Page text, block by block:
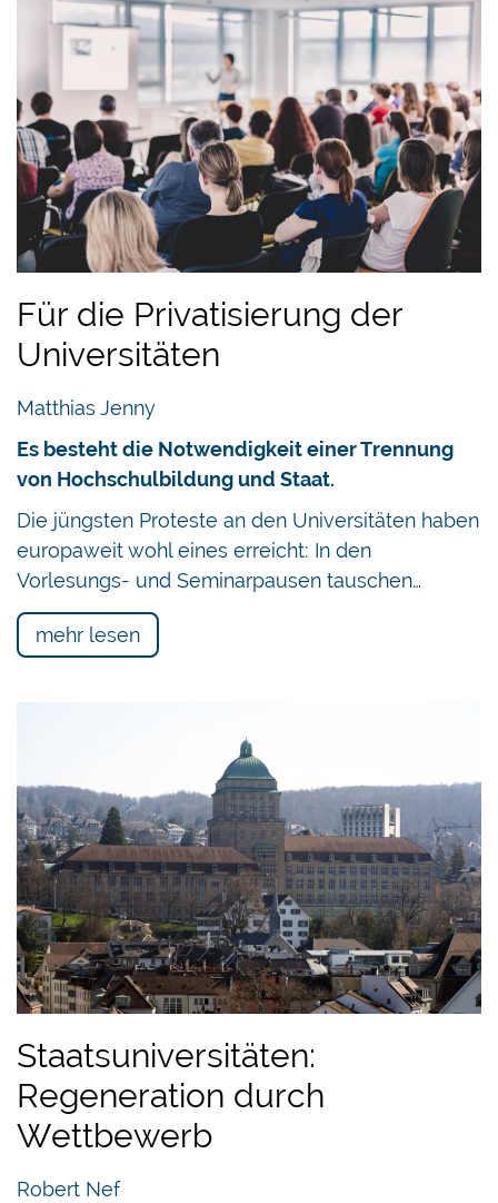
Für die Privatisierung der
Universitäten
Matthias Jenny
Es besteht die Notwendigkeit einer Trennung
von Hochschulbildung und Staat.
Die jüngsten Proteste an den Universitäten haben
europaweit wohl eines erreicht: In den
Vorlesungs- und Seminarpausen tauschen…
mehr lesen
Staatsuniversitäten:
Regeneration durch
Wettbewerb
Robert Nef